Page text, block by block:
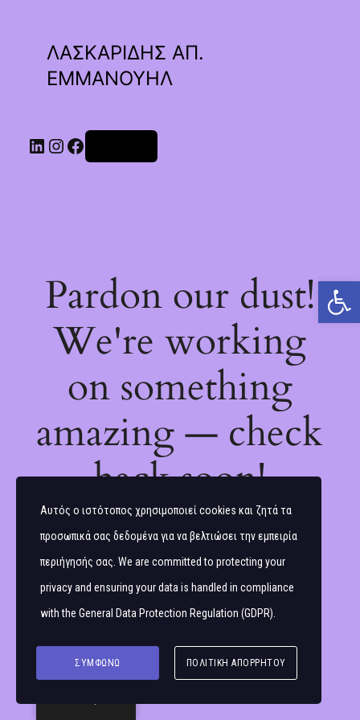
Ανοίξτε τη γραμμή εργαλείων
ΛΑΣΚΑΡΙΔΗΣ ΑΠ.
ΕΜΜΑΝΟΥΗΛ
Linkedin
Instagram
Facebook
Pardon our dust!
We're working
on something
amazing — check
back soon!
Αυτός ο ιστότοπος χρησιμοποιεί cookies και ζητά τα
προσωπικά σας δεδομένα για να βελτιώσει την εμπειρία
περιήγησής σας. We are committed to protecting your
privacy and ensuring your data is handled in compliance
with the General Data Protection Regulation (GDPR)
ΣΥΜΦΩΝΏ ΠΟΛΙΤΙΚΉ ΑΠΟΡΡΉΤΟΥ